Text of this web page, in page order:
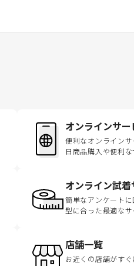
オンラインサ
便利なオンライン
日商品購入や便利な
オンライン試
簡単なアンケート
型に合った最適なサ
店舗一覧
お近くの店舗がすぐ